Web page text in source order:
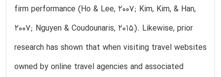
firm performance (Ho & Lee, 2007; Kim, Kim, & Han,
2007; Nguyen & Coudounaris, 2015). Likewise, prior
research has shown that when visiting travel websites
owned by online travel agencies and associated